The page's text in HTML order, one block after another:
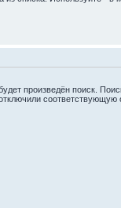
произведён поиск.
соответствующую